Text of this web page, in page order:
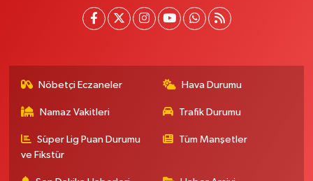
Nöbetçi Eczaneler Hava Durumu
Namaz Vakitleri Trafik Durumu
Süper Lig Puan Durumu
ve Fikstür
Tüm Manşetler